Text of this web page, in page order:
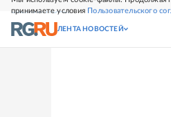
принимаете условия Пользовательского
СВЕЖИЙ НОМЕР
ЛЕНТА НОВОСТЕЙ